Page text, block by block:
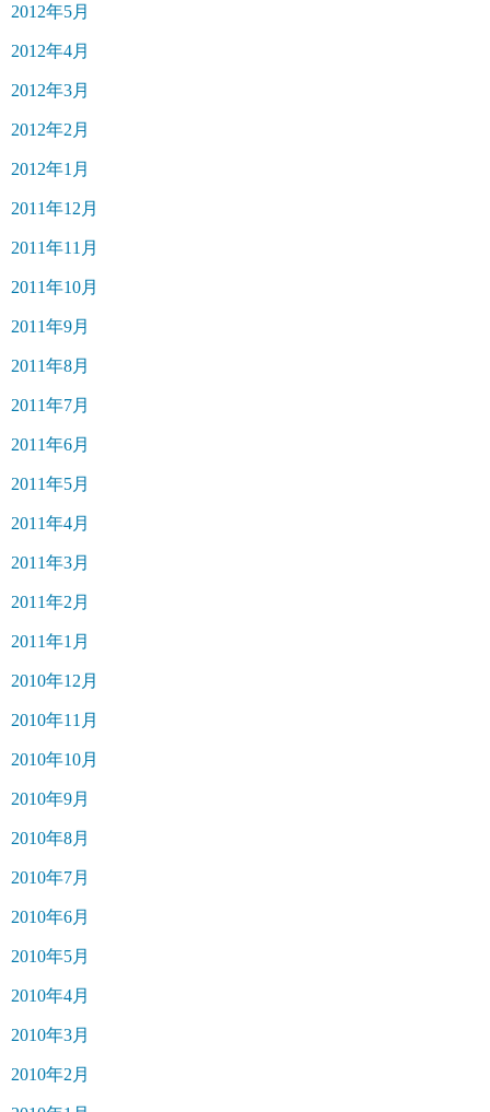
2012年5月
2012年4月
2012年3月
2012年2月
2012年1月
2011年12月
2011年11月
2011年10月
2011年9月
2011年8月
2011年7月
2011年6月
2011年5月
2011年4月
2011年3月
2011年2月
2011年1月
2010年12月
2010年11月
2010年10月
2010年9月
2010年8月
2010年7月
2010年6月
2010年5月
2010年4月
2010年3月
2010年2月